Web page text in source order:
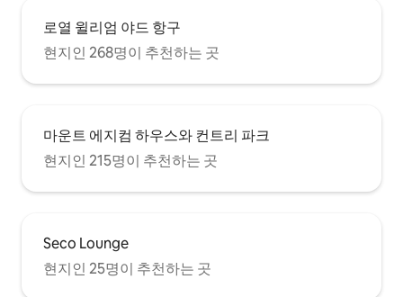
로열 윌리엄 야드 항구
현지인 268명이 추천하는 곳
마운트 에지컴 하우스와 컨트리 파크
현지인 215명이 추천하는 곳
Seco Lounge
현지인 25명이 추천하는 곳